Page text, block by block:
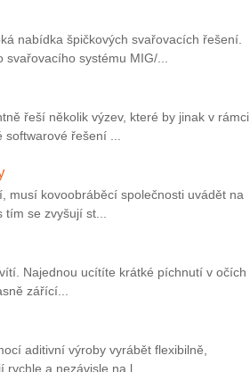
nabídka špičkových svařovacích řešení.
systému MIG/...
řeší několik výzev, které by jinak v rámci
řešení ...
musí kovoobráběcí společnosti uvádět na
se zvyšují st...
Najednou ucítíte krátké píchnutí v očích
zářící...
aditivní výroby vyrábět flexibilně,
a nezávisle na l...